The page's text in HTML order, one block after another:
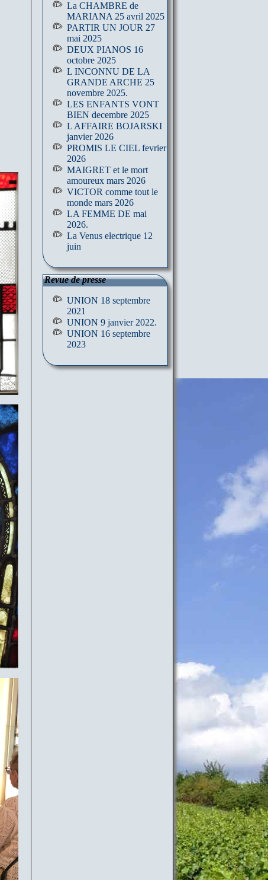
La CHAMBRE de
MARIANA 25 avril 2025
PARTIR UN JOUR 27
mai 2025
DEUX PIANOS 16
octobre 2025
L INCONNU DE LA
GRANDE ARCHE 25
novembre 2025.
LES ENFANTS VONT
BIEN decembre 2025
L AFFAIRE BOJARSKI
janvier 2026
PROMIS LE CIEL fevrier
2026
MAIGRET et le mort
amoureux mars 2026
VICTOR comme tout le
monde mars 2026
LA FEMME DE mai
2026.
La Venus electrique 12
juin
Revue de presse
UNION 18 septembre
2021
UNION 9 janvier 2022.
UNION 16 septembre
2023